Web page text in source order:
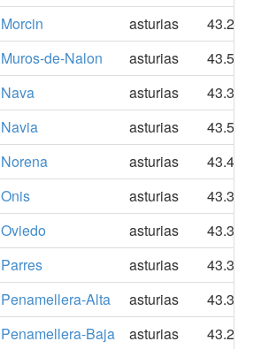
Morcin asturias
Muros-de-Nalon asturias
Nava asturias
Navia asturias
Norena asturias
Onis asturias
Oviedo asturias
Parres asturias
Penamellera-Alta asturias
Penamellera-Baja asturias